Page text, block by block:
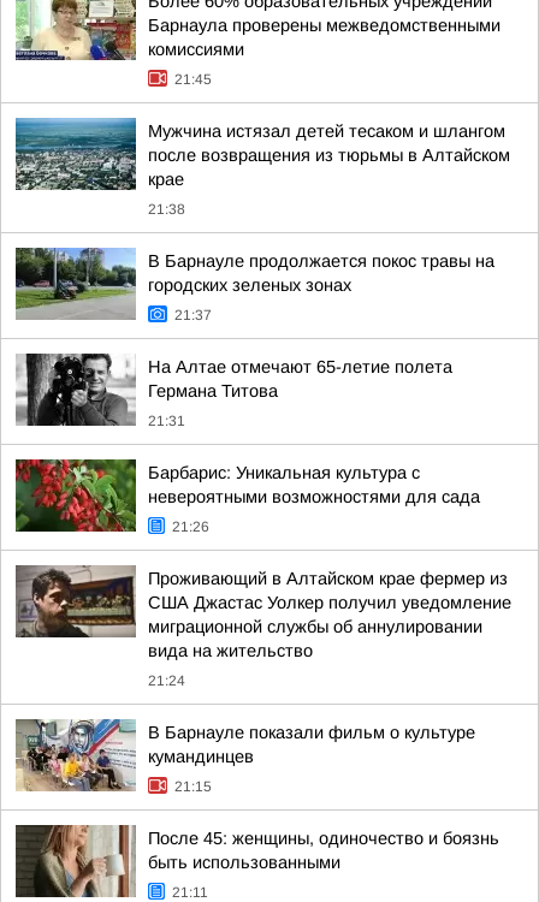
Барнаула проверены межведомственными
комиссиями
21:45
Мужчина истязал детей тесаком и шлангом
после возвращения из тюрьмы в Алтайском
крае
21:38
В Барнауле продолжается покос травы на
городских зеленых зонах
21:37
На Алтае отмечают 65-летие полета
Германа Титова
21:31
Барбарис: Уникальная культура с
невероятными возможностями для сада
21:26
Проживающий в Алтайском крае фермер из
США Джастас Уолкер получил уведомление
миграционной службы об аннулировании
вида на жительство
21:24
В Барнауле показали фильм о культуре
кумандинцев
21:15
После 45: женщины, одиночество и боязнь
быть использованными
21:11